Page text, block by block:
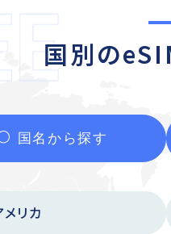
国別の
国名から探す
メリカ